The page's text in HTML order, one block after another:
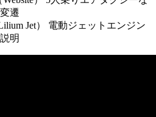
遷
Lilium Jet） 電動ジェットエンジン
明